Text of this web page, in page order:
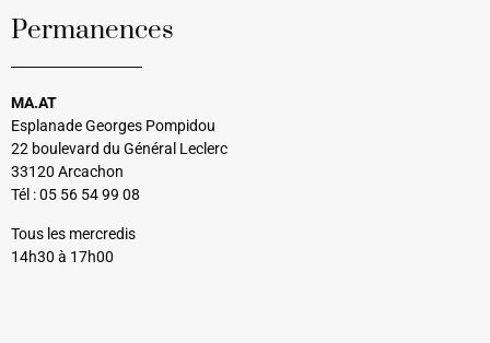
Permanences
MA.AT
Esplanade Georges Pompidou
22 boulevard du Général Leclerc
33120 Arcachon
Tél : 05 56 54 99 08
Tous les mercredis
14h30 à 17h00